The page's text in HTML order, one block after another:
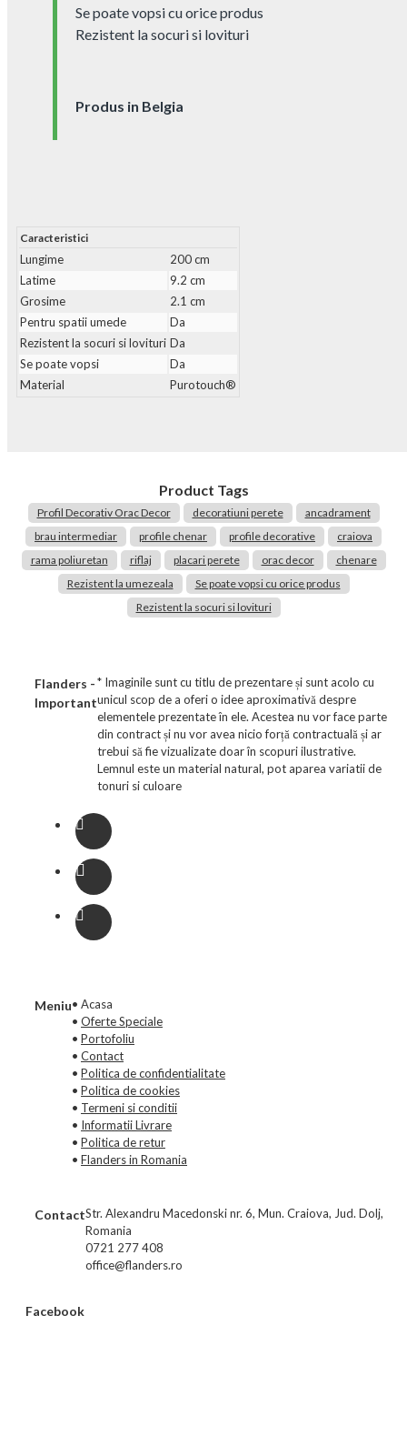
Se poate vopsi cu orice produs
Rezistent la socuri si lovituri
Produs in Belgia
Caracteristici
Lungime
200 cm
Latime
9.2 cm
Grosime
2.1 cm
Pentru spatii umede
Da
Rezistent la socuri si lovituri Da
Se poate vopsi
Da
Material
Purotouch®
Product Tags
Profil Decorativ Orac Decor decoratiuni perete
ancadrament
brau intermediar
profile chenar profile decorative
craiova
rama poliuretan
riflaj placari perete orac decor
chenare
Rezistent la umezeala
Se poate vopsi cu orice produs
Rezistent la socuri si lovituri
Flanders -
Important
* Imaginile sunt cu titlu de prezentare și sunt acolo cu
unicul scop de a oferi o idee aproximativă despre
elementele prezentate în ele. Acestea nu vor face parte
din contract și nu vor avea nicio forță contractuală și ar
trebui să fie vizualizate doar în scopuri ilustrative.
Lemnul este un material natural, pot aparea variatii de
tonuri si culoare
Meniu• Acasa
• Oferte Speciale
• Portofoliu
• Contact
• Politica de confidentialitate
• Politica de cookies
• Termeni si conditii
• Informatii Livrare
• Politica de retur
• Flanders in Romania
ContactStr. Alexandru Macedonski nr. 6, Mun. Craiova, Jud. Dolj,
Romania
0721 277 408
office@flanders.ro
Facebook